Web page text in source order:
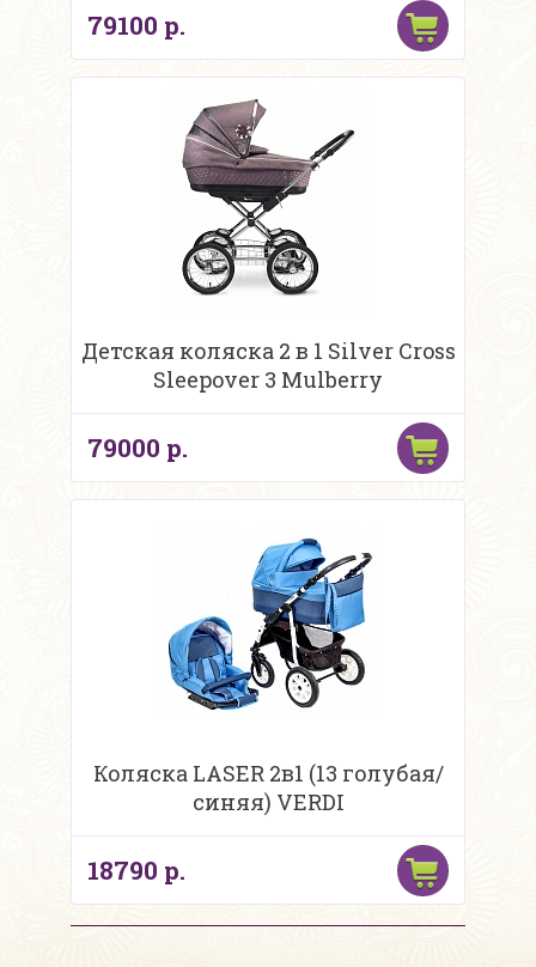
79100 р.
Детская коляска 2 в 1 Silver Cross
Sleepover 3 Mulberry
79000 р.
Коляска LASER 2в1 (13 голубая/
синяя) VERDI
18790 р.